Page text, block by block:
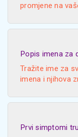
promjene na
Popis imena za
Tražite ime za
imena i njihova
Prvi simptomi